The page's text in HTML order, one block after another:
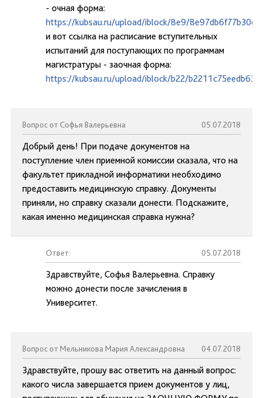
- очная форма:
https://kubsau.ru/upload/iblock/8e9/
и вот ссылка на расписание вступительных
испытаний для поступающих по программам
магистратуры - заочная форма:
https://kubsau.ru/upload/iblock/b22/
Вопрос от Софья Валерьевна 05.07.2018
Добрый день! При подаче документов на
поступление член приемной комиссии сказала, что на
факультет прикладной информатики необходимо
предоставить медицинскую справку. Документы
приняли, но справку сказали донести. Подскажите,
какая именно медицинская справка нужна?
Ответ: 05.07.2018
Здравствуйте, Софья Валерьевна. Справку
можно донести после зачисления в
Университет.
Вопрос от Мельникова Мария Александровна 04.07.2018
Здравствуйте, прошу вас ответить на данный вопрос:
какого числа завершается прием документов у лиц,